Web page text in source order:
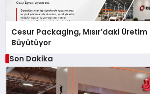
Cesur Packaging, Mısır’daki Üretim
Büyütüyor
Son Dakika